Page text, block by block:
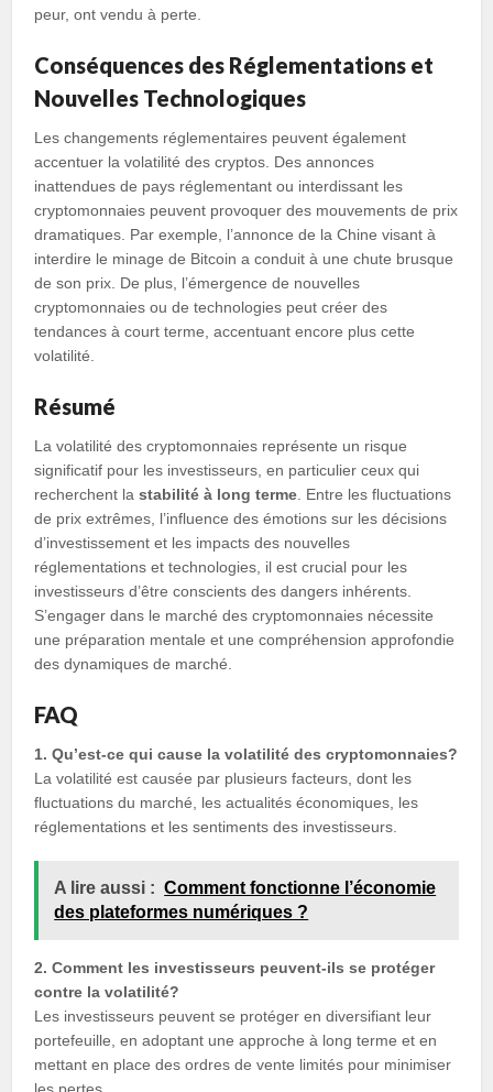
peur, ont vendu à perte.
Conséquences des Réglementations et
Nouvelles Technologiques
Les changements réglementaires peuvent également
accentuer la volatilité des cryptos. Des annonces
inattendues de pays réglementant ou interdissant les
cryptomonnaies peuvent provoquer des mouvements de prix
dramatiques. Par exemple, l’annonce de la Chine visant à
interdire le minage de Bitcoin a conduit à une chute brusque
de son prix. De plus, l’émergence de nouvelles
cryptomonnaies ou de technologies peut créer des
tendances à court terme, accentuant encore plus cette
volatilité.
Résumé
La volatilité des cryptomonnaies représente un risque
significatif pour les investisseurs, en particulier ceux qui
recherchent lastabilité à long terme . Entre les fluctuations
de prix extrêmes, l’influence des émotions sur les décisions
d’investissement et les impacts des nouvelles
réglementations et technologies, il est crucial pour les
investisseurs d’être conscients des dangers inhérents.
S’engager dans le marché des cryptomonnaies nécessite
une préparation mentale et une compréhension approfondie
des dynamiques de marché.
FAQ
1. Qu’est-ce qui cause la volatilité des cryptomonnaies?
La volatilité est causée par plusieurs facteurs, dont les
fluctuations du marché, les actualités économiques, les
réglementations et les sentiments des investisseurs.
A lire aussi : Comment fonctionne l’économie
des plateformes numériques ?
2. Comment les investisseurs peuvent-ils se protéger
contre la volatilité?
Les investisseurs peuvent se protéger en diversifiant leur
portefeuille, en adoptant une approche à long terme et en
mettant en place des ordres de vente limités pour minimiser